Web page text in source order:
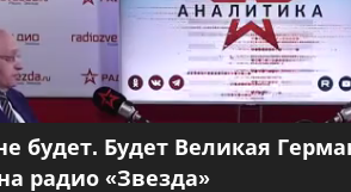
будет. Будет Великая
радио «Звезда»